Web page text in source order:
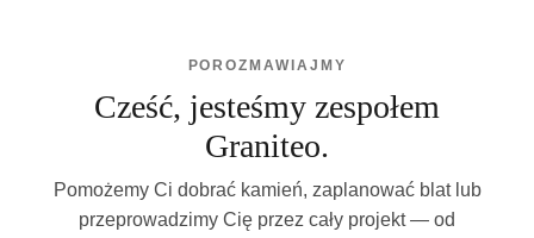
POROZMAWIAJMY
Cześć, jesteśmy zespołem
Graniteo.
Pomożemy Ci dobrać kamień, zaplanować blat lub
przeprowadzimy Cię przez cały projekt — od